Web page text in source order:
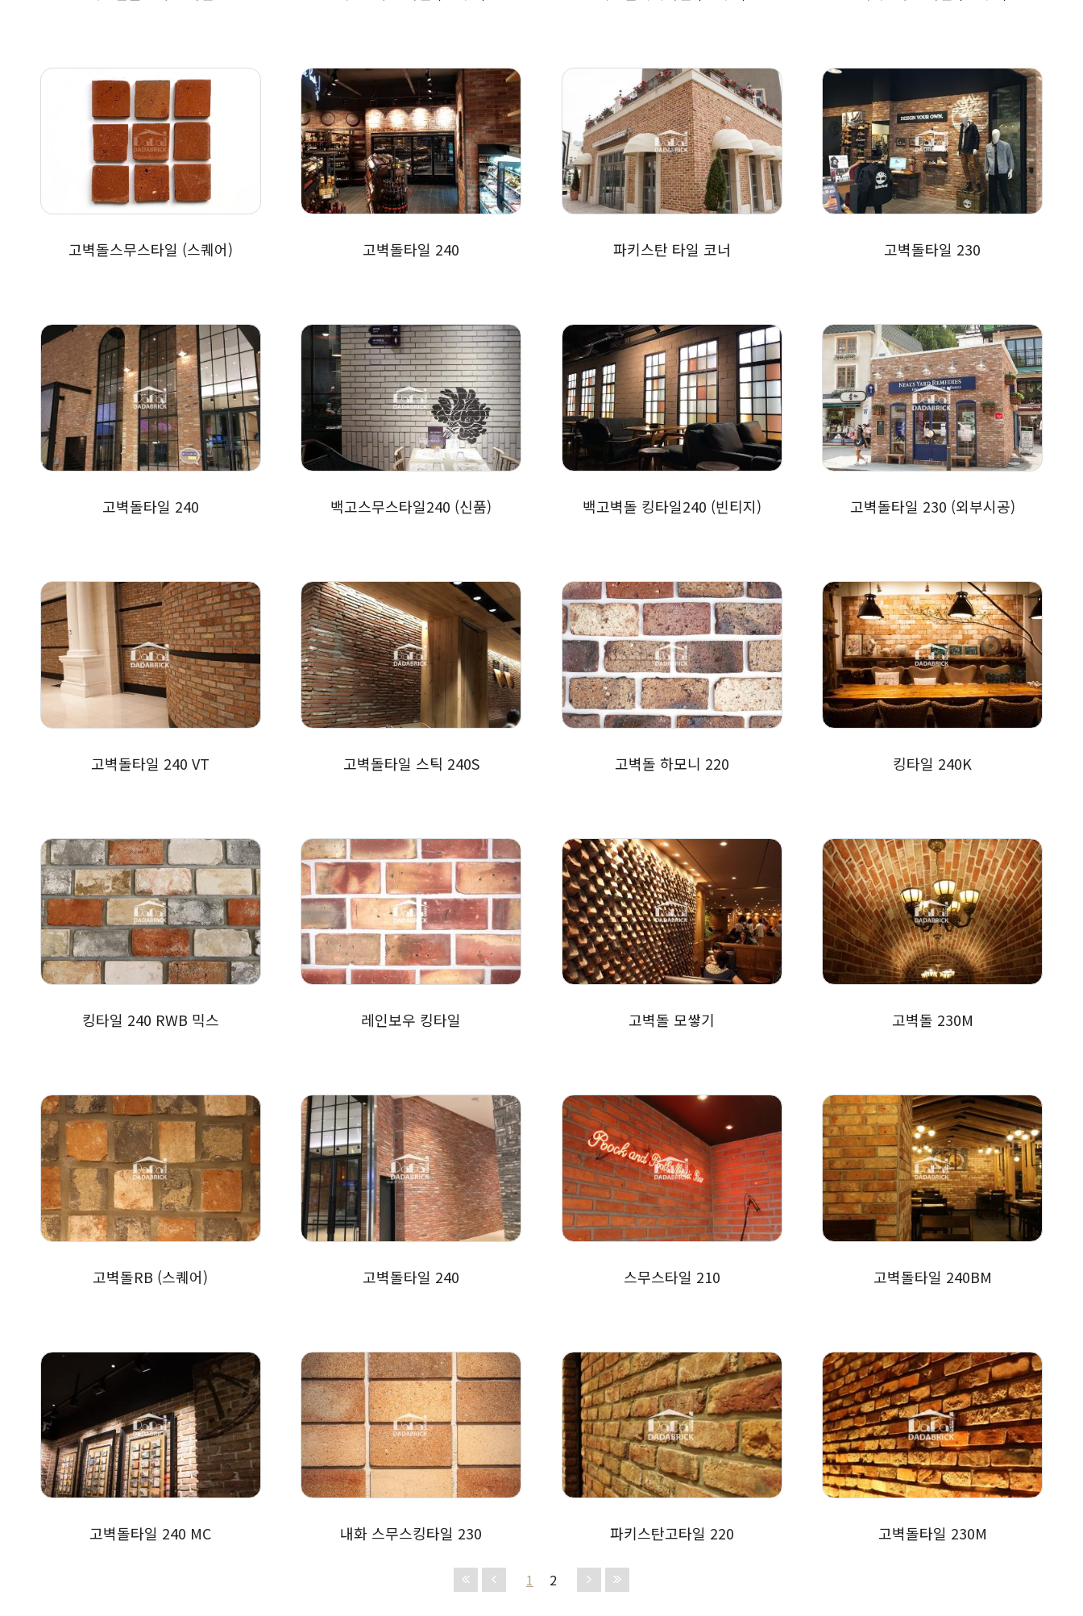
고벽돌스무스타일 (스퀘어) 고벽돌타일 240 파키스탄 타일 코너 고벽돌타일 230
고벽돌타일 240 백고스무스타일240 (신품) 백고벽돌 킹타일240 (빈티지) 고벽돌타일 230 (외부시공)
고벽돌타일 240 VT 고벽돌타일 스틱 240S 고벽돌 하모니 220 킹타일 240K
킹타일 240 RWB 믹스 레인보우 킹타일 고벽돌 모쌓기 고벽돌 230M
고벽돌RB (스퀘어) 고벽돌타일 240 스무스타일 210 고벽돌타일 240BM
고벽돌타일 240 MC 내화 스무스킹타일 230 파키스탄고타일 220 고벽돌타일 230M
1 2